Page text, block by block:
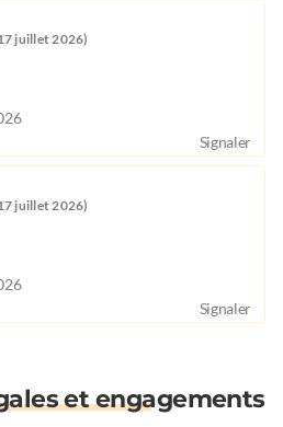
juillet 2026)
Signaler
juillet 2026)
Signaler
et engagements